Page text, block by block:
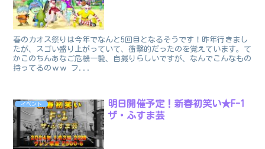
春のカオス祭りは今年でなんと5回目となるそうです！昨年行きまし
たが、スゴい盛り上がっていて、衝撃的だったのを覚えています。て
かこのちんあなご危機一髪、自撮りらしいですが、なんでこんなもの
持ってるのｗｗ フ...
イベント
明日開催予定！新春初笑い★F-1
ザ・ふすま芸